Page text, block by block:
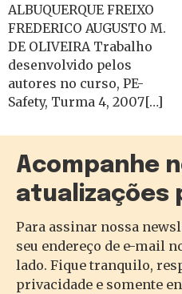
ALBUQUERQUE FREIXO
FREDERICO AUGUSTO M.
DE OLIVEIRA Trabalho
desenvolvido pelos
autores no curso, PE-
Safety, Turma 4, 2007[…]
Acompanhe
atualizações
Para assinar nossa
seu endereço de e-mail
lado. Fique tranquilo,
privacidade e somente